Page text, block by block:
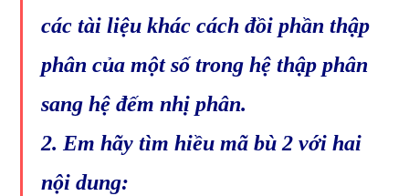
các tài liệu khác cách đồi phần thập
phân của một số trong hệ thập phân
sang hệ đếm nhị phân.
2. Em hãy tìm hiều mã bù 2 với hai
nội dung: